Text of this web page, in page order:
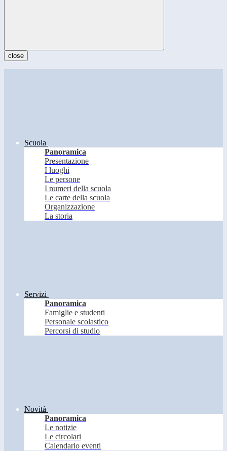
close
Scuola
Panoramica
Presentazione
I luoghi
Le persone
I numeri della scuola
Le carte della scuola
Organizzazione
La storia
Servizi
Panoramica
Famiglie e studenti
Personale scolastico
Percorsi di studio
Novità
Panoramica
Le notizie
Le circolari
Calendario eventi